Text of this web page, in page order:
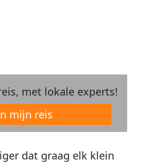
met lokale experts!
mijn reis
dat graag elk klein